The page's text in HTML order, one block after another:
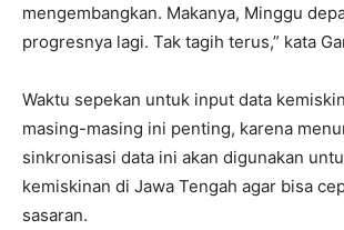
mengembangkan. Makanya, Minggu
progresnya lagi. Tak tagih terus,” kata
Waktu sepekan untuk input data
masing-masing ini penting, karena
sinkronisasi data ini akan digunakan
kemiskinan di Jawa Tengah agar bisa
sasaran.